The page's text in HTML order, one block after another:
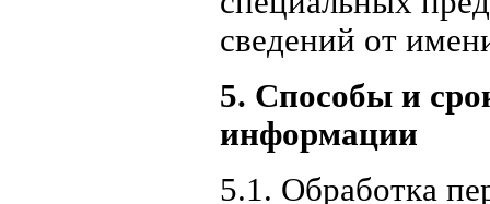
сведений от
5. Способы и
информации
5.1. Обработка